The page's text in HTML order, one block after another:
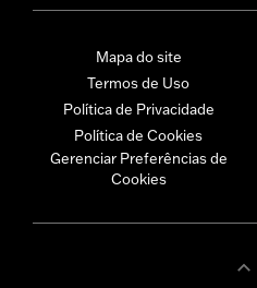
Mapa do site
Termos de Uso
Política de Privacidade
Política de Cookies
Gerenciar Preferências de
Cookies